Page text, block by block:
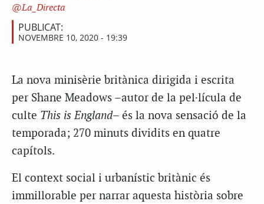
La_Directa
PUBLICAT:
NOVEMBRE 10, 2020 - 19:39
La nova minisèrie britànica dirigida i escrita
per Shane Meadows –autor de la pel·lícula de
culte This is England– és la nova sensació de la
temporada; 270 minuts dividits en quatre
capítols.
El context social i urbanístic britànic és
immillorable per narrar aquesta història sobre